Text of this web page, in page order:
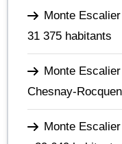
Monte
31 375 habitants
Monte
Chesnay-
Monte